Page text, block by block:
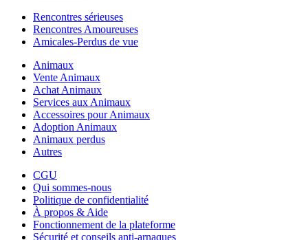
Rencontres sérieuses
Rencontres Amoureuses
Amicales-Perdus de vue
Animaux
Vente Animaux
Achat Animaux
Services aux Animaux
Accessoires pour Animaux
Adoption Animaux
Animaux perdus
Autres
CGU
Qui sommes-nous
Politique de confidentialité
À propos & Aide
Fonctionnement de la plateforme
Sécurité et conseils anti-arnaques